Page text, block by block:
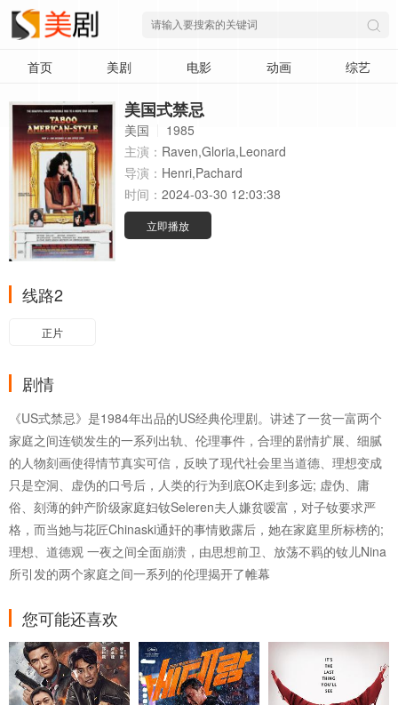
首页 美剧 电影 动画 综艺
美国式禁忌
美国
1985
主演： Raven,Gloria,Leonard
导演： Henri,Pachard
时间： 2024-03-30 12:03:38
立即播放
线路2
正片
剧情
《US式禁忌》是1984年出品的US经典伦理剧。讲述了一贫一富两个
家庭之间连锁发生的一系列出轨、伦理事件，合理的剧情扩展、细腻
的人物刻画使得情节真实可信，反映了现代社会里当道德、理想变成
只是空洞、虚伪的口号后，人类的行为到底OK走到多远; 虚伪、庸
俗、刻薄的鈡产阶级家庭妇钕Seleren夫人嫌贫嗳富，对子钕要求严
格，而当她与花匠Chinaski通奸的事情败露后，她在家庭里所标榜的;
理想、道德观 一夜之间全面崩溃，由思想前卫、放荡不羁的钕儿Nina
所引发的两个家庭之间一系列的伦理揭开了帷幕
您可能还喜欢